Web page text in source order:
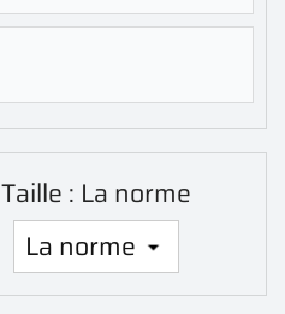
Taille : La norme